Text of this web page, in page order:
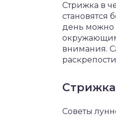
Стрижка в
день можно
внимания.
Советы